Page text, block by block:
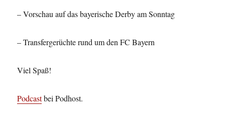
– Vorschau auf das bayerische Derby am Sonntag
– Transfergerüchte rund um den FC Bayern
Viel Spaß!
Podcastbei Podhost.